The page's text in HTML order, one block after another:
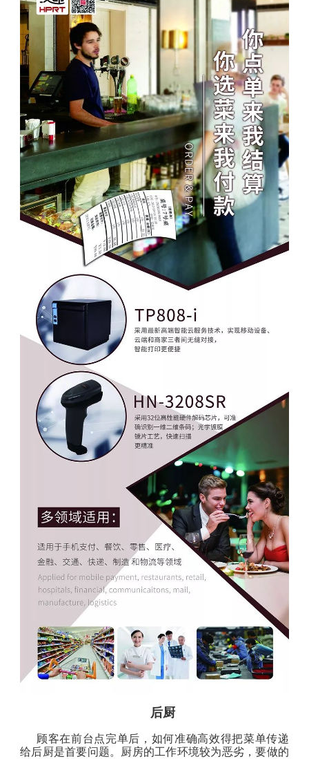
后厨
顾客在前台点完单后，如何准确高效得把菜单传递
给后厨是首要问题。厨房的工作环境较为恶劣，要做的